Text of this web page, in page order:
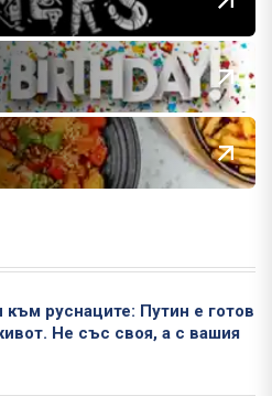
към руснаците: Путин е готов
Не със своя, а с вашия